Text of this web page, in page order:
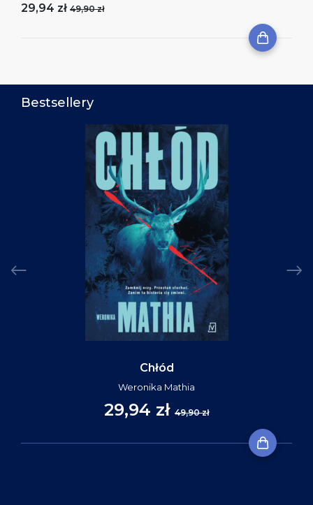
29,94 zł 49,90 zł
Bestsellery
Chłód
Weronika Mathia
29,94 zł 49,90 zł